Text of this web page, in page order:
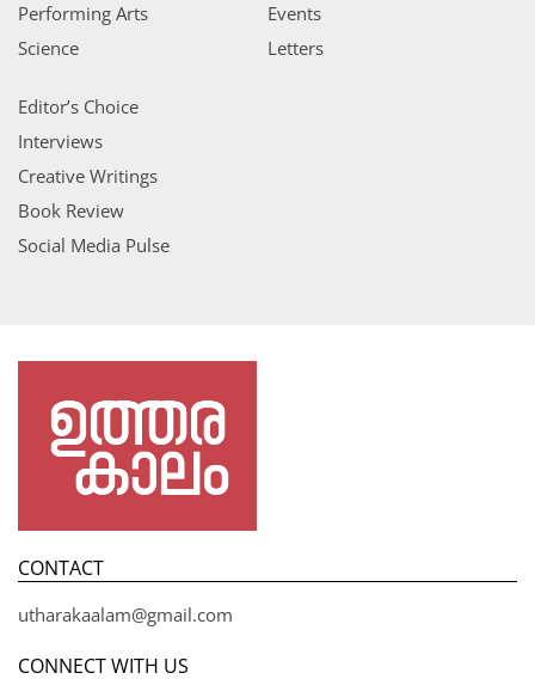
Performing Arts
Science
Events
Letters
Editor’s Choice
Interviews
Creative Writings
Book Review
Social Media Pulse
CONTACT
utharakaalam@gmail.com
CONNECT WITH US